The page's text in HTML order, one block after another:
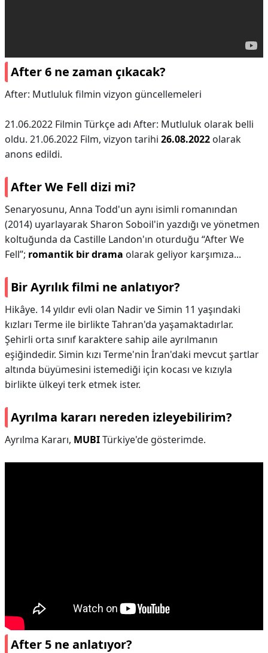
After 6 ne zaman çıkacak?
After: Mutluluk filmin vizyon güncellemeleri
21.06.2022 Filmin Türkçe adı After: Mutluluk olarak belli
oldu. 21.06.2022 Film, vizyon tarihi 26.08.2022 olarak
anons edildi.
After We Fell dizi mi?
Senaryosunu, Anna Todd'un aynı isimli romanından
(2014) uyarlayarak Sharon Soboil'in yazdığı ve yönetmen
koltuğunda da Castille Landon'ın oturduğu “After We
Fell”; romantik bir drama olarak geliyor karşımıza...
Bir Ayrılık filmi ne anlatıyor?
Hikâye. 14 yıldır evli olan Nadir ve Simin 11 yaşındaki
kızları Terme ile birlikte Tahran'da yaşamaktadırlar.
Şehirli orta sınıf karaktere sahip aile ayrılmanın
eşiğindedir. Simin kızı Terme'nin İran'daki mevcut şartlar
altında büyümesini istemediği için kocası ve kızıyla
birlikte ülkeyi terk etmek ister.
Ayrılma kararı nereden izleyebilirim?
Ayrılma Kararı, MUBITürkiye'de gösterimde.
After 5 ne anlatıyor?